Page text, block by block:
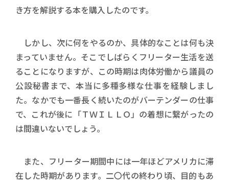
き方を解説する本を購入したのです。
しかし、次に何をやるのか、具体的なことは何も決
まっていません。そこでしばらくフリーター生活を送
ることになりますが、この時期は肉体労働から議員の
公設秘書まで、本当に多種多様な仕事を経験しまし
た。なかでも一番長く続いたのがバーテンダーの仕事
で、これが後に「ＴＷＩＬＬＯ」の着想に繋がったの
は間違いないでしょう。
また、フリーター期間中には一年ほどアメリカに滞
在した時期があります。二〇代の終わり頃、目的もあ